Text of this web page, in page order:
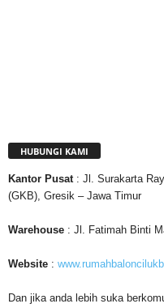
HUBUNGI KAMI
Kantor Pusat: Jl. Surakarta
(GKB), Gresik – Jawa Timur
Warehouse : Jl. Fatimah Binti
Website :
Dan jika anda lebih suka